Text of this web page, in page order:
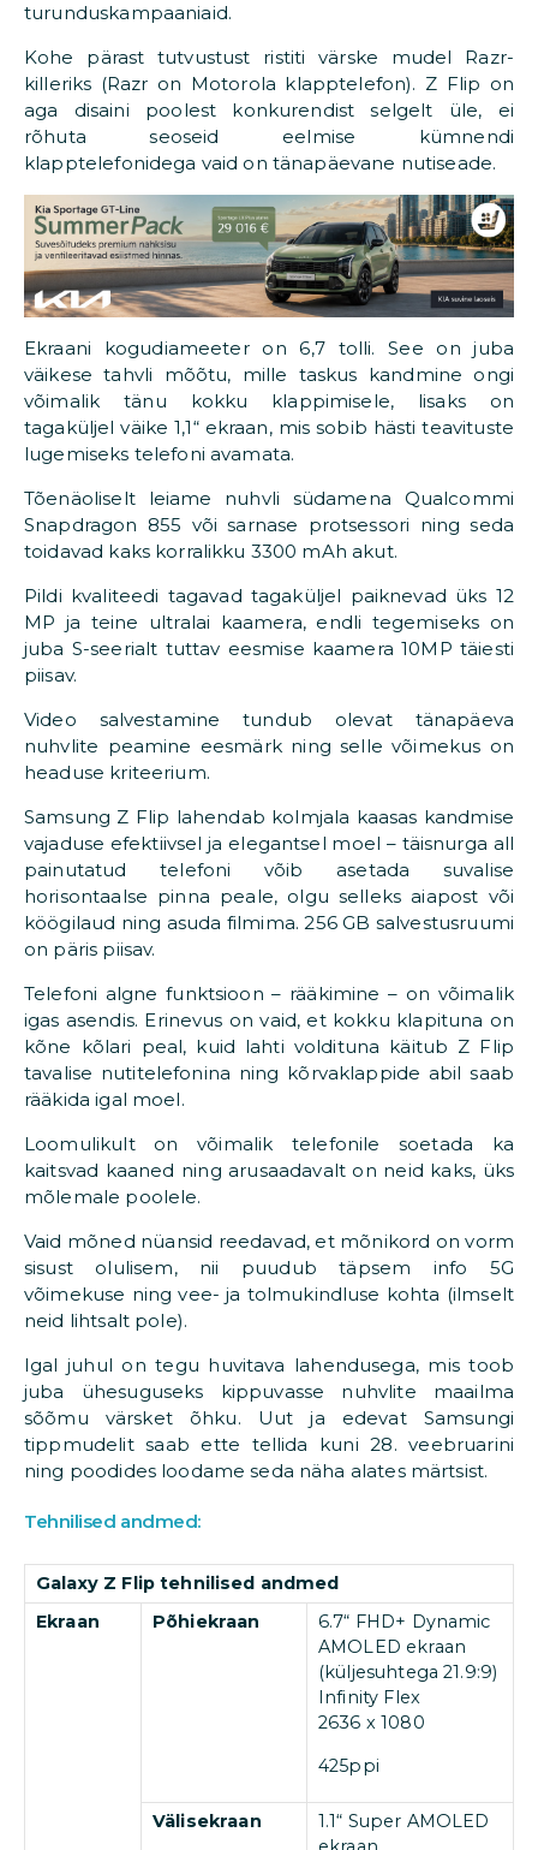
turunduskampaaniaid.
Kohe pärast tutvustust ristiti värske mudel Razr-
killeriks (Razr on Motorola klapptelefon). Z Flip on
aga disaini poolest konkurendist selgelt üle, ei
rõhuta seoseid eelmise kümnendi
klapptelefonidega vaid on tänapäevane nutiseade.
Ekraani kogudiameeter on 6,7 tolli. See on juba
väikese tahvli mõõtu, mille taskus kandmine ongi
võimalik tänu kokku klappimisele, lisaks on
tagaküljel väike 1,1“ ekraan, mis sobib hästi teavituste
lugemiseks telefoni avamata.
Tõenäoliselt leiame nuhvli südamena Qualcommi
Snapdragon 855 või sarnase protsessori ning seda
toidavad kaks korralikku 3300 mAh akut.
Pildi kvaliteedi tagavad tagaküljel paiknevad üks 12
MP ja teine ultralai kaamera, endli tegemiseks on
juba S-seerialt tuttav eesmise kaamera 10MP täiesti
piisav.
Video salvestamine tundub olevat tänapäeva
nuhvlite peamine eesmärk ning selle võimekus on
headuse kriteerium.
Samsung Z Flip lahendab kolmjala kaasas kandmise
vajaduse efektiivsel ja elegantsel moel – täisnurga all
painutatud telefoni võib asetada suvalise
horisontaalse pinna peale, olgu selleks aiapost või
köögilaud ning asuda filmima. 256 GB salvestusruumi
on päris piisav.
Telefoni algne funktsioon – rääkimine – on võimalik
igas asendis. Erinevus on vaid, et kokku klapituna on
kõne kõlari peal, kuid lahti voldituna käitub Z Flip
tavalise nutitelefonina ning kõrvaklappide abil saab
rääkida igal moel.
Loomulikult on võimalik telefonile soetada ka
kaitsvad kaaned ning arusaadavalt on neid kaks, üks
mõlemale poolele.
Vaid mõned nüansid reedavad, et mõnikord on vorm
sisust olulisem, nii puudub täpsem info 5G
võimekuse ning vee- ja tolmukindluse kohta (ilmselt
neid lihtsalt pole).
Igal juhul on tegu huvitava lahendusega, mis toob
juba ühesuguseks kippuvasse nuhvlite maailma
sõõmu värsket õhku. Uut ja edevat Samsungi
tippmudelit saab ette tellida kuni 28. veebruarini
ning poodides loodame seda näha alates märtsist.
Tehnilised andmed:
Galaxy Z Flip tehnilised andmed
Ekraan
Põhiekraan
6.7“ FHD+ Dynamic
AMOLED ekraan
(küljesuhtega 21.9:9)
Infinity Flex
2636 x 1080
425ppi
Välisekraan
1.1“ Super AMOLED